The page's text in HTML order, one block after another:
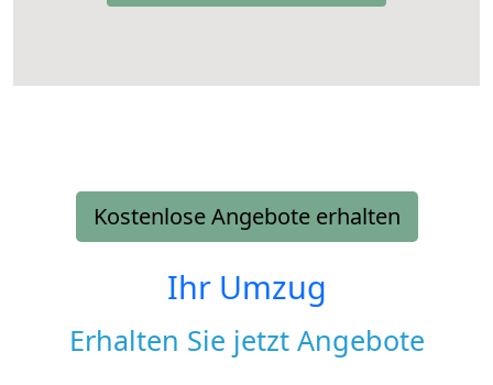
Kostenlose Angebote erhalten
Ihr Umzug
Erhalten Sie jetzt Angebote